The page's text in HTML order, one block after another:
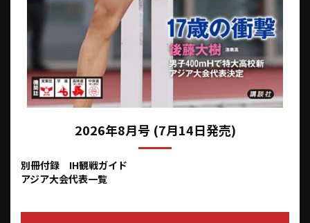
2026年8月号 (7月14日発売)
別冊付録 IH観戦ガイド
アジア大会代表一覧